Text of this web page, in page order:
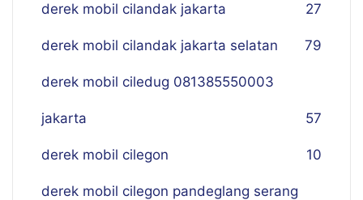
derek mobil cilandak jakarta 27
derek mobil cilandak jakarta selatan 79
derek mobil ciledug 081385550003
jakarta 57
derek mobil cilegon 10
derek mobil cilegon pandeglang serang